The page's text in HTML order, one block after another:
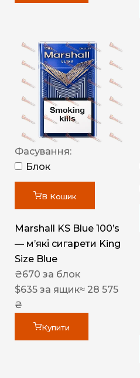
Фасування:
Блок
В Кошик
Marshall KS Blue 100’s
— м’які сигарети King
Size Blue
₴670 за блок
$635 за ящик≈ 28 575
₴
Купити